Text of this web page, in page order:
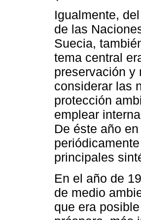
Igualmente,
de las
Suecia,
tema central
preservación y
considerar las
protección
emplear
De éste año
principales
En el año de
de medio
que era